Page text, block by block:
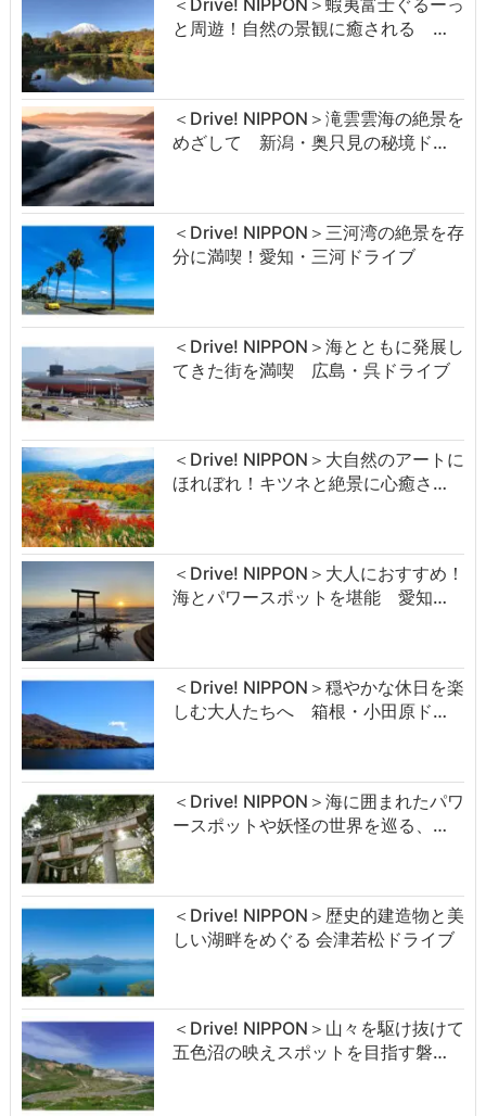
＜Drive! NIPPON＞蝦夷富士ぐるーっ
と周遊！自然の景観に癒される …
＜Drive! NIPPON＞滝雲雲海の絶景を
めざして 新潟・奥只見の秘境ド…
＜Drive! NIPPON＞三河湾の絶景を存
分に満喫！愛知・三河ドライブ
＜Drive! NIPPON＞海とともに発展し
てきた街を満喫 広島・呉ドライブ
＜Drive! NIPPON＞大自然のアートに
ほれぼれ！キツネと絶景に心癒さ…
＜Drive! NIPPON＞大人におすすめ！
海とパワースポットを堪能 愛知…
＜Drive! NIPPON＞穏やかな休日を楽
しむ大人たちへ 箱根・小田原ド…
＜Drive! NIPPON＞海に囲まれたパワ
ースポットや妖怪の世界を巡る、…
＜Drive! NIPPON＞歴史的建造物と美
しい湖畔をめぐる 会津若松ドライブ
＜Drive! NIPPON＞山々を駆け抜けて
五色沼の映えスポットを目指す磐…